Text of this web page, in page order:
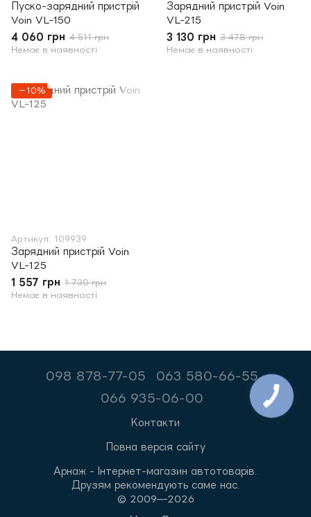
Пуско-зарядний пристрій
Voin VL-150
4 060 грн 4 511 грн
Немає в наявності
Зарядний пристрій Voin
VL-215
3 130 грн 3 478 грн
Немає в наявності
−10%
Артикул: 109939
Зарядний пристрій Voin
VL-125
1 557 грн 1 730 грн
Немає в наявності
098 878-77-05
063 580-66-55
066 935-06-00
Контакти
Повна версія сайту
Арнаж - Інтернет-магазин автотоварів.
Друзям рекомендують саме нас.
© 2009—2026